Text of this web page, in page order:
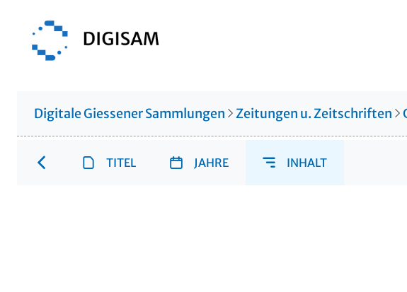
Digitale Giessener Sammlungen Zeitungen u. Zeitschriften
TITEL JAHRE INHALT